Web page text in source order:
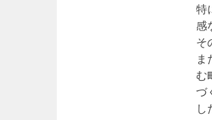
特
感
そ
ま
む
づ
し